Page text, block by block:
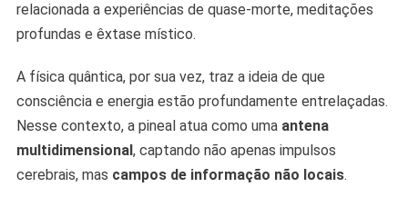
relacionada a experiências de quase-morte, meditações
profundas e êxtase místico.
A física quântica, por sua vez, traz a ideia de que
consciência e energia estão profundamente entrelaçadas.
Nesse contexto, a pineal atua como uma antena
multidimensional , captando não apenas impulsos
cerebrais, mas campos de informação não locais.